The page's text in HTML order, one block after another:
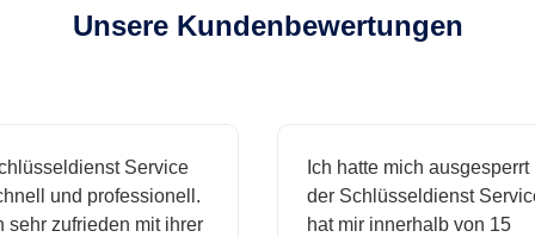
Unsere Kundenbewertungen
Service
und professionell.
zufrieden mit ihrer
Ich hatte mich ausgesperrt und
der Schlüsseldienst Service
hat mir innerhalb von 15